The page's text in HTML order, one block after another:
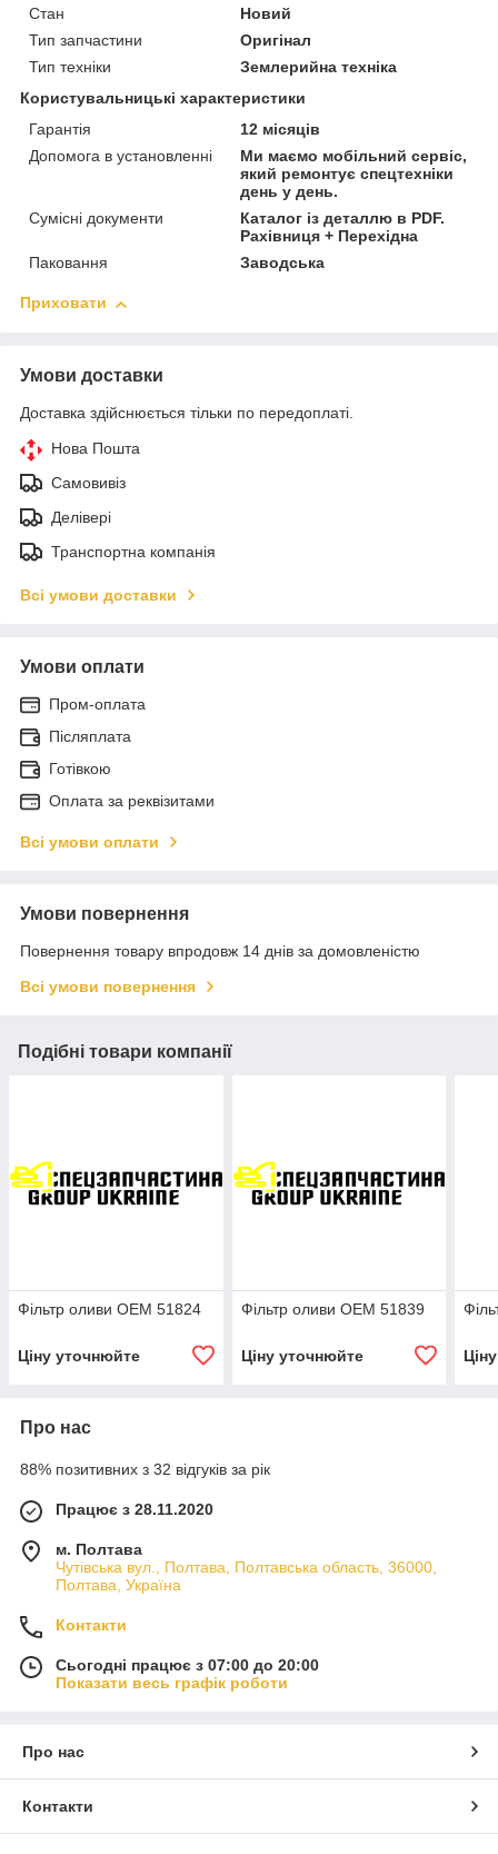
Стан
Новий
Тип запчастини
Оригінал
Тип техніки
Землерийна техніка
Користувальницькі характеристики
Гарантія
12 місяців
Допомога в установленні
Ми маємо мобільний сервіс,
який ремонтує спецтехніки
день у день.
Сумісні документи
Каталог із деталлю в PDF.
Рахівниця + Перехідна
Паковання
Заводська
Приховати
Умови доставки
Доставка здійснюється тільки по передоплаті.
Нова Пошта
Самовивіз
Делівері
Транспортна компанія
Всі умови доставки
Умови оплати
Пром-оплата
Післяплата
Готівкою
Оплата за реквізитами
Всі умови оплати
Умови повернення
Повернення товару впродовж 14 днів за домовленістю
Всі умови повернення
Подібні товари компанії
Фільтр оливи OEM 51824
Ціну уточнюйте
Фільтр оливи OEM 51839
Ціну уточнюйте
Про нас
88% позитивних з 32 відгуків за рік
Працює з 28.11.2020
м. Полтава
Чутівська вул., Полтава, Полтавська область, 36000,
Полтава, Україна
Контакти
Сьогодні працює з 07:00 до 20:00
Показати весь графік роботи
Про нас
Контакти